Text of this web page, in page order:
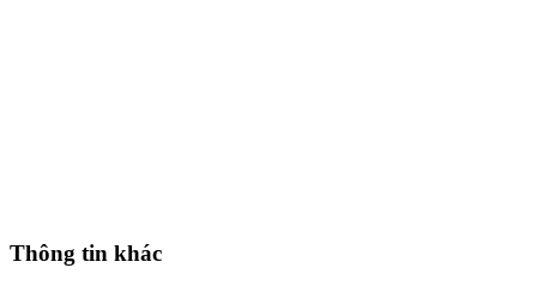
Thông tin khác